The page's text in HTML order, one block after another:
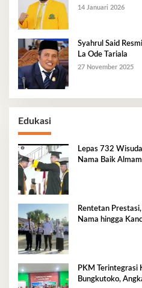
14 Januari 2026
Syahrul Said
La Ode Tariala
27 November 2025
Edukasi
Lepas 732
Nama Baik
Rentetan
Nama hingga
PKM Terintegrasi
Bungkutoko,